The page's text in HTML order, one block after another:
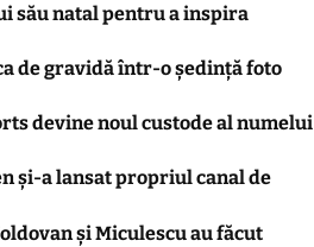
său natal pentru a inspira
de gravidă într-o ședință foto
devine noul custode al numelui
și-a lansat propriul canal de
și Miculescu au făcut